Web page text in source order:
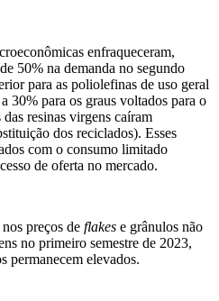
enfraqueceram,
50% na demanda no segundo
para as poliolefinas de uso geral
30% para os graus voltados para o
resinas virgens caíram
dos reciclados). Esses
com o consumo limitado
de oferta no mercado.
preços de flakes e grânulos não
no primeiro semestre de 2023,
permanecem elevados.